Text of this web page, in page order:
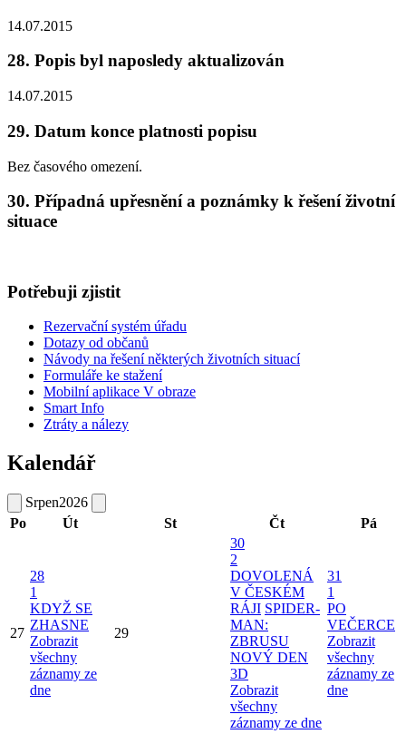
14.07.2015
28. Popis byl naposledy aktualizován
14.07.2015
29. Datum konce platnosti popisu
Bez časového omezení.
30. Případná upřesnění a poznámky k řešení životní
situace
Potřebuji zjistit
Rezervační systém úřadu
Dotazy od občanů
Návody na řešení některých životních situací
Formuláře ke stažení
Mobilní aplikace V obraze
Smart Info
Ztráty a nálezy
Kalendář
Srpen2026
Po
Út St Čt Pá
27
28
1
KDYŽ SE
ZHASNE
Zobrazit
všechny
záznamy ze
dne
29
30
2
DOVOLENÁ
V ČESKÉM
RÁJI SPIDER-
MAN:
ZBRUSU
NOVÝ DEN
3D
Zobrazit
všechny
záznamy ze dne
31
1
PO
VEČERCE
Zobrazit
všechny
záznamy ze
dne